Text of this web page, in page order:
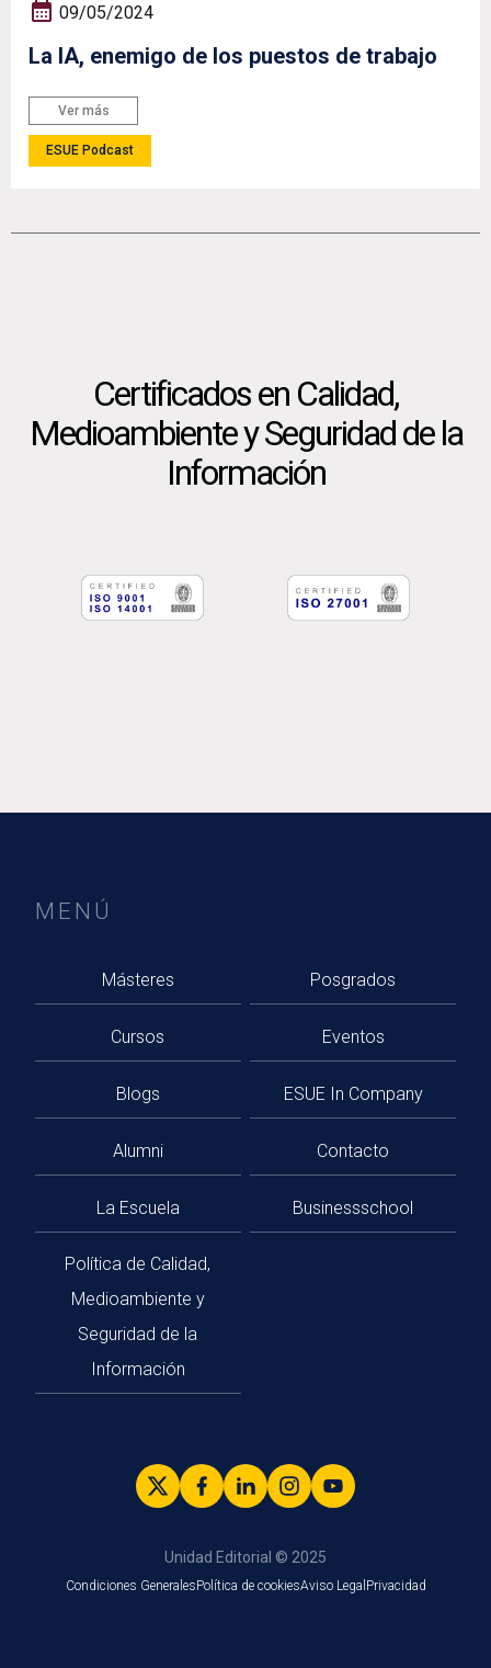
09/05/2024
La IA, enemigo de los puestos de trabajo
Ver más
ESUE Podcast
Certificados en Calidad,
Medioambiente y Seguridad de la
Información
MENÚ
Másteres Posgrados
Cursos Eventos
Blogs ESUE In Company
Alumni Contacto
La Escuela Businessschool
Política de Calidad,
Medioambiente y
Seguridad de la
Información
Unidad Editorial © 2025
Condiciones GeneralesPolítica de cookiesAviso Legal Privacidad